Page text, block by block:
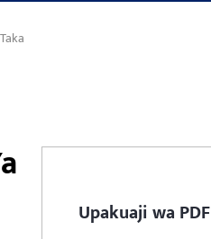
Upakuaji wa PDF